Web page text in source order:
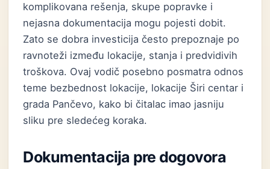
komplikovana rešenja, skupe popravke i
nejasna dokumentacija mogu pojesti dobit.
Zato se dobra investicija često prepoznaje po
ravnoteži između lokacije, stanja i predvidivih
troškova. Ovaj vodič posebno posmatra odnos
teme bezbednost lokacije, lokacije Širi centar i
grada Pančevo, kako bi čitalac imao jasniju
sliku pre sledećeg koraka.
Dokumentacija pre dogovora